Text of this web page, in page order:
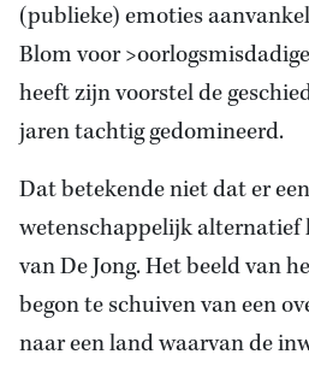
(publieke) emoties
Blom voor
heeft zijn voorstel de
jaren tachtig gedomineerd.
Dat betekende niet dat er
wetenschappelijk alternatief
van De Jong. Het beeld van
begon te schuiven van een
naar een land waarvan de